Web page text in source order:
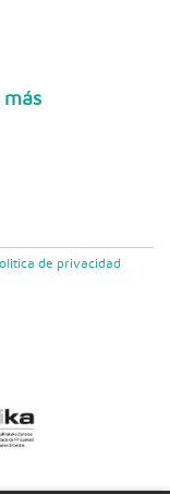
más
de privacidad